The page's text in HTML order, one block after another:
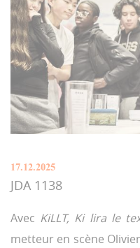
17.12.2025
JDA 1138
Avec KiLLT, Ki lira le
metteur en scène